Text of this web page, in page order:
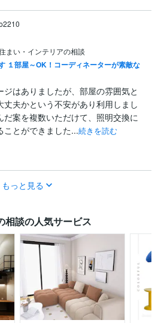
まい・インテリアの相談
１部屋～OK！コーディネーターが素敵な
はありましたが、部屋の雰囲気と
夫かという不安があり利用しまし
案を複数いただけて、照明交換に
ことができました...続きを読む
もっと見る
相談の人気サービス